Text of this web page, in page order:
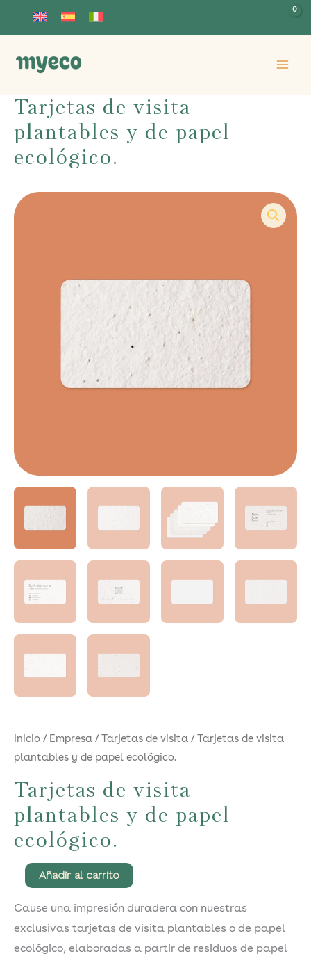
Tarjetas de visita
plantables y de papel
ecológico.
Inicio / Empresa / Tarjetas de visita / Tarjetas de visita
plantables y de papel ecológico.
Tarjetas de visita
plantables y de papel
ecológico.
Tarjetas
visita
plantables
y
Añadir al carrito
Cause una impresión duradera con nuestras
exclusivas tarjetas de visita plantables o de papel
ecológico, elaboradas a partir de residuos de papel